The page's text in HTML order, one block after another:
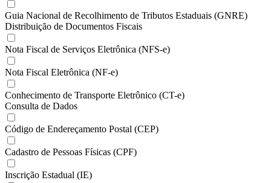
Guia Nacional de Recolhimento de Tributos Estaduais (GNRE)
Distribuição de Documentos Fiscais
Nota Fiscal de Serviços Eletrônica (NFS-e)
Nota Fiscal Eletrônica (NF-e)
Conhecimento de Transporte Eletrônico (CT-e)
Consulta de Dados
Código de Endereçamento Postal (CEP)
Cadastro de Pessoas Físicas (CPF)
Inscrição Estadual (IE)